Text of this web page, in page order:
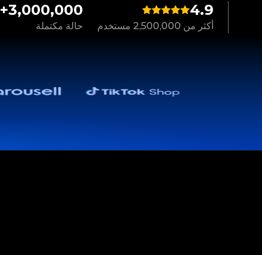
4.9
أكثر من 2,500,000 مستخدم
3,000,000+
حالة مكتملة